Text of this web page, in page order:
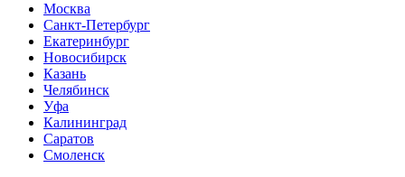
Москва
Санкт-Петербург
Екатеринбург
Новосибирск
Казань
Челябинск
Уфа
Калининград
Саратов
Смоленск